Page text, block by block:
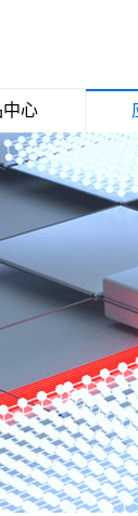
中心
割机
刻机
标机
接机